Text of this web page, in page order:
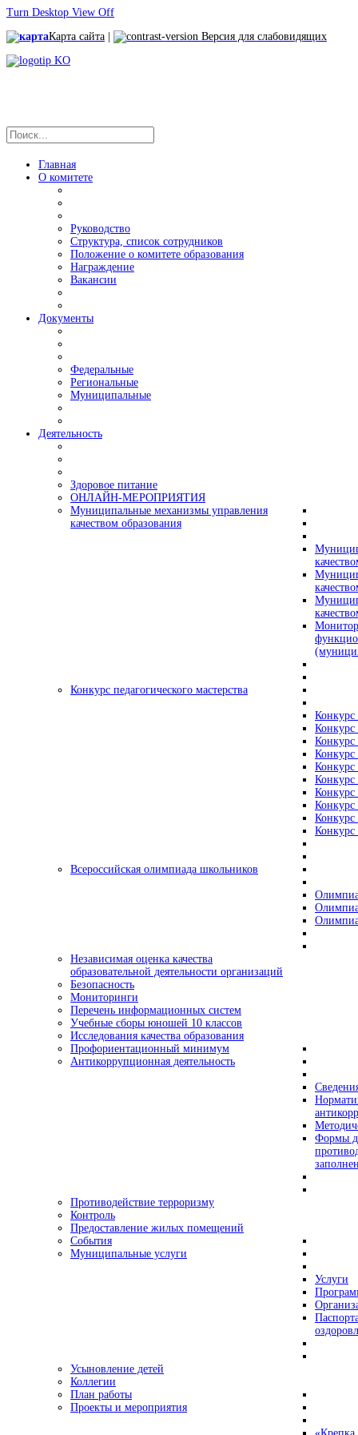
Turn Desktop View Off
Карта сайта
Версия для слабовидящих
Главная
О комитете
Руководство
Структура, список сотрудников
Положение о комитете образования
Награждение
Вакансии
Документы
Федеральные
Региональные
Муниципальные
Деятельность
Здоровое питание
ОНЛАЙН-МЕРОПРИЯТИЯ
Муниципальные механизмы управления
качеством образования
Конкурс педагогического мастерства
Конкурс
Конкурс
Конкурс
Конкурс
Конкурс
Конкурс
Конкурс
Конкурс
Конкурс
Конкурс
Всероссийская олимпиада школьников
Независимая оценка качества
образовательной деятельности организаций
Безопасность
Мониторинги
Перечень информационных систем
Учебные сборы юношей 10 классов
Исследования качества образования
Профориентационный минимум
Антикоррупционная деятельность
Формы
Противодействие терроризму
Контроль
Предоставление жилых помещений
События
Муниципальные услуги
Услуги
Усыновление детей
Коллегии
План работы
Проекты и мероприятия